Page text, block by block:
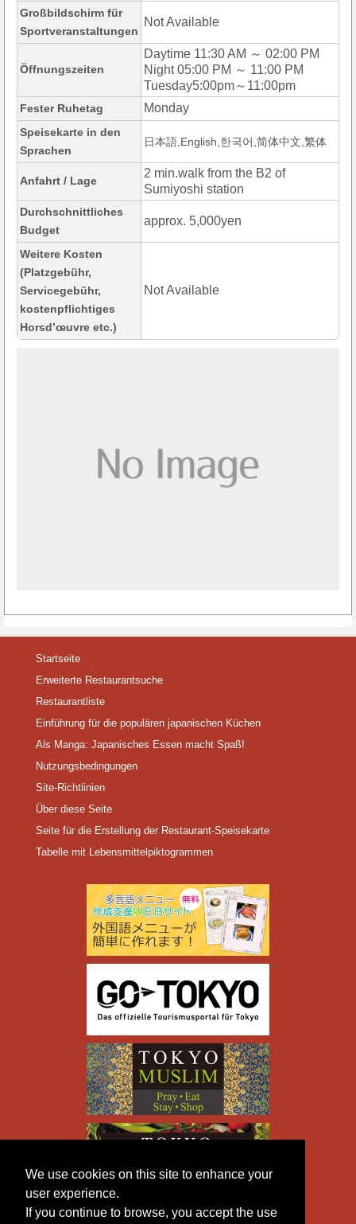
We use cookies on this site to enhance your
user experience.
If you continue to browse, you accept the use
Großbildschirm für
Sportveranstaltungen
Not Available
Öffnungszeiten
Daytime 11:30 AM ～ 02:00 PM
Night 05:00 PM ～ 11:00 PM
Tuesday5:00pm～11:00pm
Fester Ruhetag Monday
Speisekarte in den
Sprachen
日本語,English,한국어,简体中文,繁体
Anfahrt / Lage
2 min.walk from the B2 of
Sumiyoshi station
Durchschnittliches
Budget
approx. 5,000yen
Weitere Kosten
(Platzgebühr,
Servicegebühr,
kostenpflichtiges
Horsd’œuvre etc.)
Not Available
Startseite
Erweiterte Restaurantsuche
Restaurantliste
Einführung für die populären japanischen Küchen
Als Manga: Japanisches Essen macht Spaß!
Nutzungsbedingungen
Site-Richtlinien
Über diese Seite
Seite für die Erstellung der Restaurant-Speisekarte
Tabelle mit Lebensmittelpiktogrammen